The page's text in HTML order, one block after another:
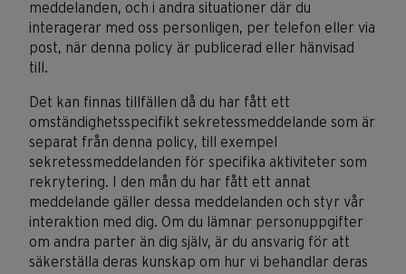
meddelanden, och i andra situationer där du
interagerar med oss personligen, per telefon eller via
post, när denna policy är publicerad eller hänvisad
till.
Det kan finnas tillfällen då du har fått ett
omständighetsspecifikt sekretessmeddelande som är
separat från denna policy, till exempel
sekretessmeddelanden för specifika aktiviteter som
rekrytering. I den mån du har fått ett annat
meddelande gäller dessa meddelanden och styr vår
interaktion med dig. Om du lämnar personuppgifter
om andra parter än dig själv, är du ansvarig för att
säkerställa deras kunskap om hur vi behandlar deras